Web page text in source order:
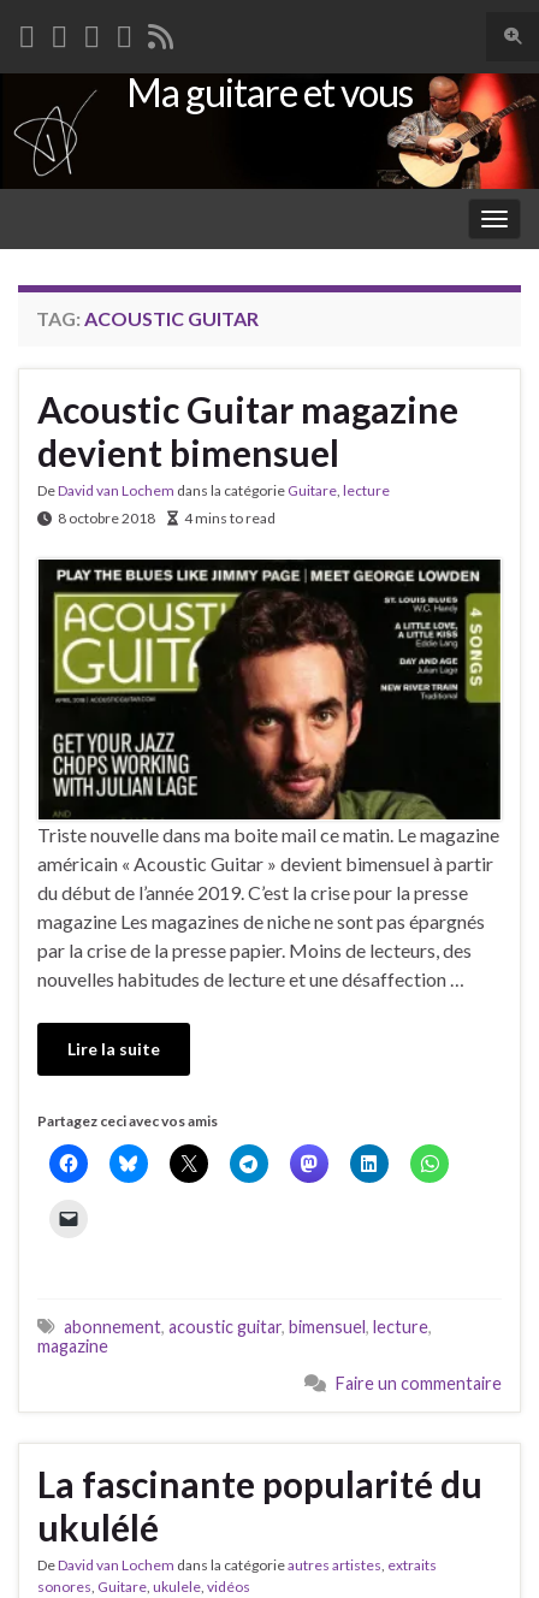
Search for:
Ma guitare et vous
TAG: ACOUSTIC GUITAR
Acoustic Guitar magazine
devient bimensuel
DeDavid van Lochem dans la catégorie Guitare lecture
8 octobre 2018
4 mins to read
Triste nouvelle dans ma boite mail ce matin. Le magazine
américain « Acoustic Guitar » devient bimensuel à partir
du début de l’année 2019. C’est la crise pour la presse
magazine Les magazines de niche ne sont pas épargnés
par la crise de la presse papier. Moins de lecteurs, des
nouvelles habitudes de lecture et une désaffection …
Lire la suite
Partagez ceci avec vos amis
abonnement, acoustic guitar, bimensuel, lecture,
magazine
Faire un commentaire
La fascinante popularité du
ukulélé
DeDavid van Lochem dans la catégorieautres artistes, extraits
sonores, Guitare, ukulele, vidéos